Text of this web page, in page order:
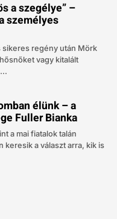
a szegélye” –
személyes
sikeres regény után Mörk
vagy kitalált
élünk – a
Fuller Bianka
a mai fiatalok talán
keresik a választ arra, kik is